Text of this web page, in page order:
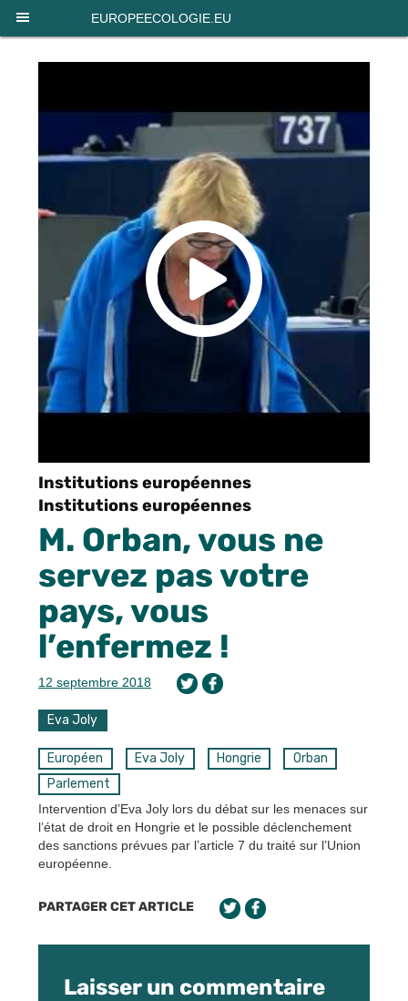
EUROPEECOLOGIE.EU
Institutions européennes
Institutions européennes
M. Orban, vous ne
servez pas votre
pays, vous
l’enfermez !
12 septembre 2018
Eva Joly
Européen Eva Joly Hongrie
Orban
Parlement
Intervention d’Eva Joly lors du débat sur les menaces sur
l’état de droit en Hongrie et le possible déclenchement
des sanctions prévues par l’article 7 du traité sur l’Union
européenne.
PARTAGER CET ARTICLE
Laisser un commentaire